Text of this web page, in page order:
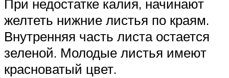
При недостатке калия, начинают
желтеть нижние листья по краям.
Внутренняя часть листа остается
зеленой. Молодые листья имеют
красноватый цвет.